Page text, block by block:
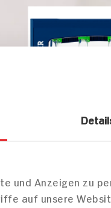
und Anzeigen zu
auf unsere
Limonade